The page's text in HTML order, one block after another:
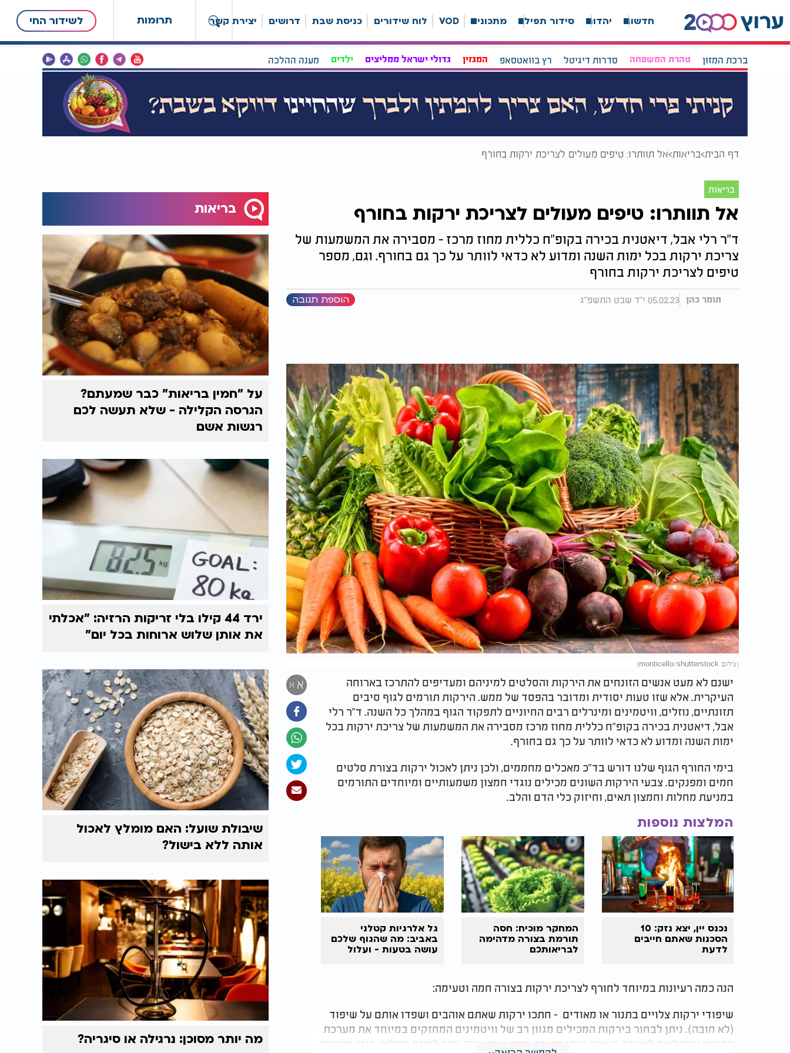
תרומות לשידור החי חדשות יהדות סידור תפילה מתכונים VOD לוח שידורים כניסת שבת דרושים יצירת קשר
ברכת המזון טהרת המשפחה סדרות דיגיטל רץ בוואטסאפ המגזין גדולי ישראל ממליצים ילדים מענה ההלכה
דף הבית בריאות אל תוותרו: טיפים מעולים לצריכת ירקות בחורף
בריאות
אל תוותרו: טיפים מעולים לצריכת ירקות בחורף
ד"ר רלי אבל, דיאטנית בכירה בקופ"ח כללית מחוז מרכז - מסבירה את המשמעות של
צריכת ירקות בכל ימות השנה ומדוע לא כדאי לוותר על כך גם בחורף. וגם, מספר
טיפים לצריכת ירקות בחורף
תומר כהן 05.02.23 י"ד שבט התשפ"ג הוספת תגובה
(צילום: monticello/shutterstock)
א א
ישנם לא מעט אנשים הזונחים את הירקות והסלטים למיניהם ומעדיפים להתרכז בארוחה
העיקרית. אלא שזו טעות יסודית ומדובר בהפסד של ממש. הירקות תורמים לגוף סיבים
תזונתיים, נוזלים, וויטמינים ומינרלים רבים החיוניים לתפקוד הגוף במהלך כל השנה. ד"ר רלי
אבל, דיאטנית בכירה בקופ"ח כללית מחוז מרכז מסבירה את המשמעות של צריכת ירקות בכל
ימות השנה ומדוע לא כדאי לוותר על כך גם בחורף.
בימי החורף הגוף שלנו דורש בד"כ מאכלים מחממים, ולכן ניתן לאכול ירקות בצורת סלטים
חמים ומפנקים. צבעי הירקות השונים מכילים נוגדי חמצון משמעותיים ומיוחדים התורמים
במניעת מחלות וחמצון תאים, וחיזוק כלי הדם והלב.
המלצות נוספות
נכנס יין, יצא נזק: 10
הסכנות שאתם חייבים
לדעת
המחקר מוכיח: חסה
תורמת בצורה מדהימה
לבריאותכם
גל אלרגיות קטלני
באביב: מה שהגוף שלכם
עושה בטעות - ועלול
הנה כמה רעיונות במיוחד לחורף לצריכת ירקות בצורה חמה וטעימה:
שיפודי ירקות צלויים בתנור או מאודים - חתכו ירקות שאתם אוהבים ושפדו אותם על שיפוד
(לא חובה). ניתן לבחור בירקות המכילים מגוון רב של וויטמינים המחזקים במיוחד את מערכת
החיסון ומומלצים לצריכה בעיקר בימי החורף, בהם הגוף נוטה יותר לפתח מחלות, כגון: פטריות,
בריאות
על "חמין בריאות" כבר שמעתם?
הגרסה הקלילה - שלא תעשה לכם
רגשות אשם
ירד 44 קילו בלי זריקות הרזיה: "אכלתי
את אותן שלוש ארוחות בכל יום"
שיבולת שועל: האם מומלץ לאכול
אותה ללא בישול?
מה יותר מסוכן: נרגילה או סיגריה?